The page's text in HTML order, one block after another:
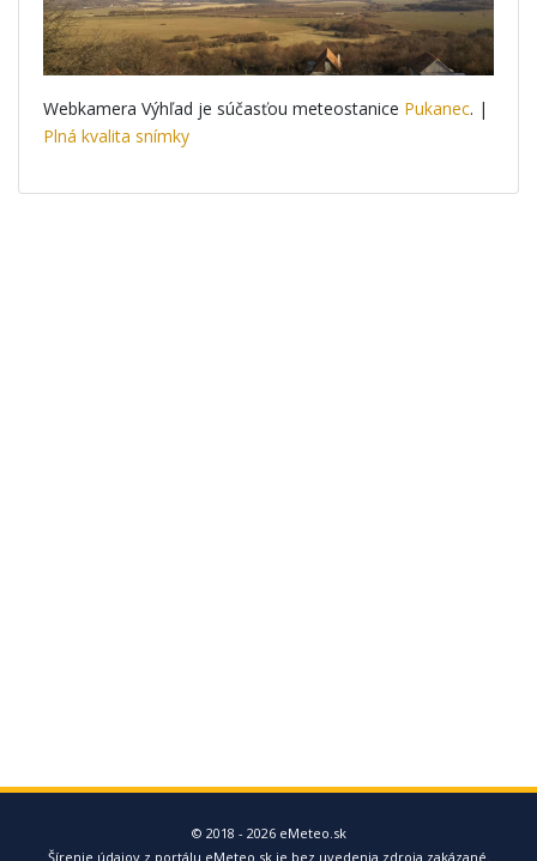
Webkamera Výhľad je súčasťou meteostanice Pukanec. |
Plná kvalita snímky
© 2018 - 2026 eMeteo.sk
Šírenie údajov z portálu eMeteo.sk je bez uvedenia zdroja zakázané.